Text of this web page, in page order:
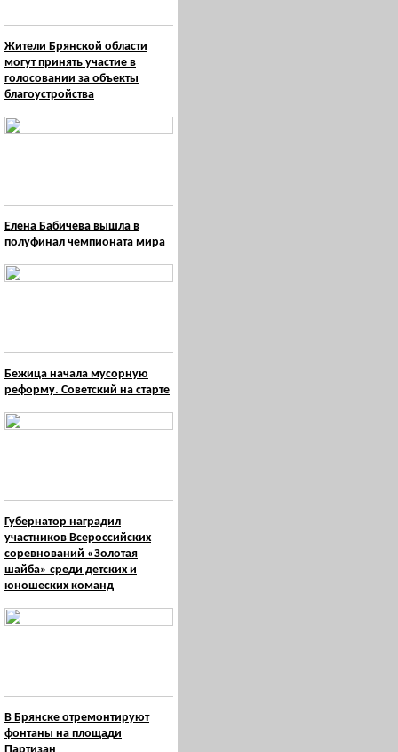
Жители Брянской области
могут принять участие в
голосовании за объекты
благоустройства
Елена Бабичева вышла в
полуфинал чемпионата мира
Бежица начала мусорную
реформу. Советский на старте
Губернатор наградил
участников Всероссийских
соревнований «Золотая
шайба» среди детских и
юношеских команд
В Брянске отремонтируют
фонтаны на площади